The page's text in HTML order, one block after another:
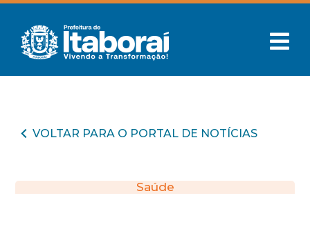
VOLTAR PARA O PORTAL DE NOTÍCIAS
Saúde